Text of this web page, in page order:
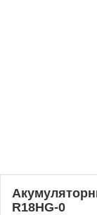
R18HG-0